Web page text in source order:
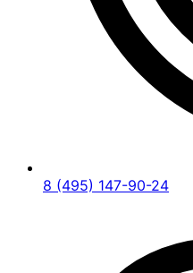
8 (495) 147-90-24